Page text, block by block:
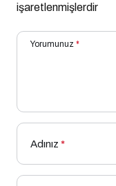
işaretlenmişlerdir
Yorumunuz *
Adınız *